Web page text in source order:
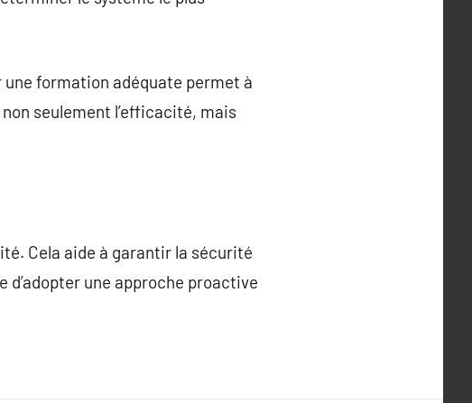
formation adéquate permet à
seulement l’efficacité, mais
Cela aide à garantir la sécurité
une approche proactive